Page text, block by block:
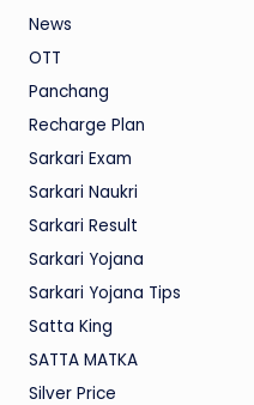
News
OTT
Panchang
Recharge Plan
Sarkari Exam
Sarkari Naukri
Sarkari Result
Sarkari Yojana
Sarkari Yojana Tips
Satta King
SATTA MATKA
Silver Price